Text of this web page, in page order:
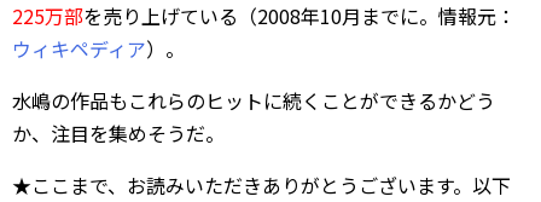
225万部を売り上げている（2008年10月までに。情報元：
ウィキペディア）。
水嶋の作品もこれらのヒットに続くことができるかどう
か、注目を集めそうだ。
★ここまで、お読みいただきありがとうございます。以下